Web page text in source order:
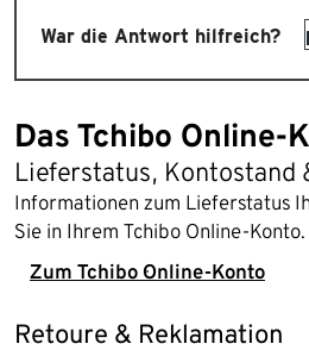
War die Antwort hilfreich?
Das Tchibo Online-
Lieferstatus, Kontostand
Informationen zum Lieferstatus
Sie in Ihrem Tchibo Online-Konto.
Zum Tchibo Online-Konto
Retoure & Reklamation